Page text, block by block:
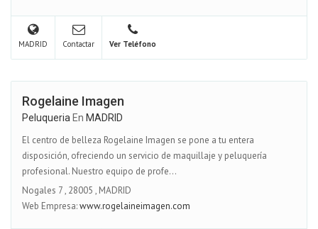
MADRID Contactar Ver Teléfono
Rogelaine Imagen
Peluqueria En MADRID
El centro de belleza Rogelaine Imagen se pone a tu entera
disposición, ofreciendo un servicio de maquillaje y peluquería
profesional. Nuestro equipo de profe...
Nogales 7, 28005 , MADRID
Web Empresa:www.rogelaineimagen.com